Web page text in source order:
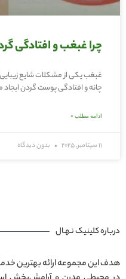
چرا غبغب و افتادگی
غبغب یکی از مشکلات شایع
چانه و افتادگی پوست گردن
ادامه مطلب »
11 سپتامبر, 2025 بدون دیدگاه
درباره کلینیک نـهـال
هدف این مجموعه ارائه بهترین